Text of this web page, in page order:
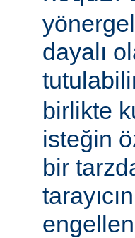
dayalı
birlikte
isteğin
bir